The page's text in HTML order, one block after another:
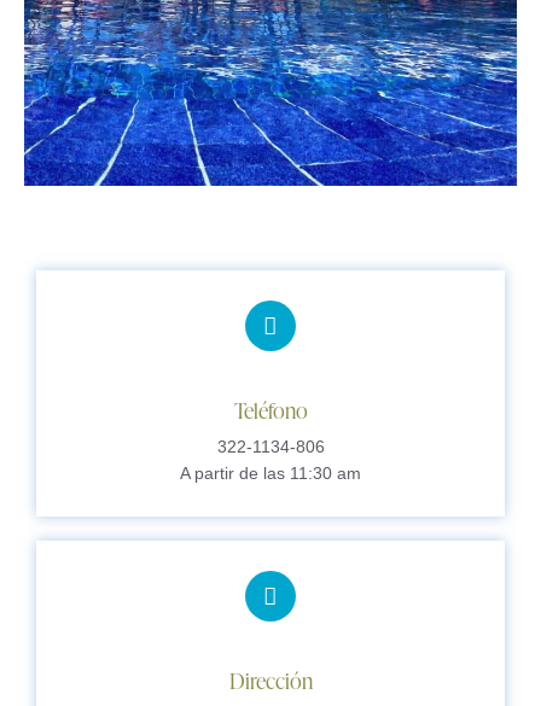
Teléfono
322-1134-806
A partir de las 11:30 am
Dirección